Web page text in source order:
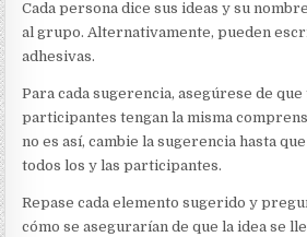
Cada persona dice sus ideas y su
al grupo. Alternativamente, pueden
adhesivas.
Para cada sugerencia, asegúrese de que
participantes tengan la misma
no es así, cambie la sugerencia hasta
todos los y las participantes.
Repase cada elemento sugerido y
cómo se asegurarían de que la idea se